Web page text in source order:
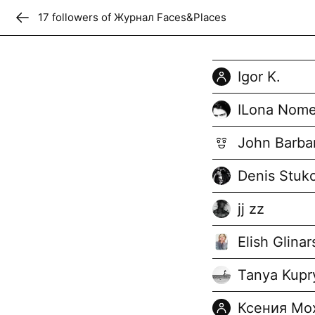
Журнал
Независимое
интересных людях со
+14
17 followers of Журнал Faces&Places
Igor K.
ILona
John
Denis
jj zz
Elish
Tanya
Ксения